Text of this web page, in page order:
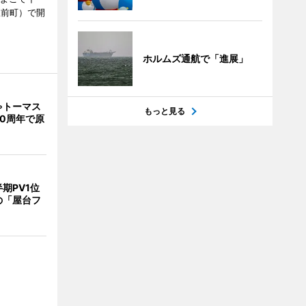
町）で開
ーマス
周年で原
期PV1位
屋台フ
ホルムズ通航で「進展」
もっと見る